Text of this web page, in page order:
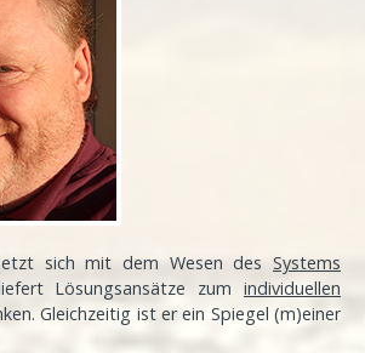
sich mit dem Wesen des Systems
Lösungsansätze zum individuellen
Gleichzeitig ist er ein Spiegel (m)einer